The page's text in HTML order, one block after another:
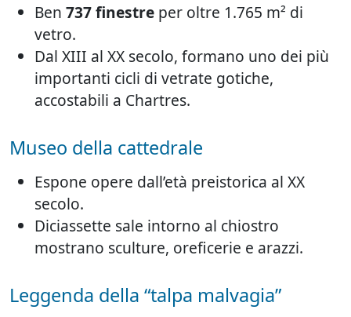
Ben 737 finestre per oltre 1.765 m² di
vetro.
Dal XIII al XX secolo, formano uno dei più
importanti cicli di vetrate gotiche,
accostabili a Chartres.
Museo della cattedrale
Espone opere dall’età preistorica al XX
secolo.
Diciassette sale intorno al chiostro
mostrano sculture, oreficerie e arazzi.
Leggenda della “talpa malvagia”